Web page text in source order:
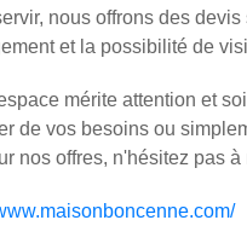
nous offrons des devis
et la possibilité de
mérite attention et
de vos besoins ou
nos offres, n'hésitez pas à